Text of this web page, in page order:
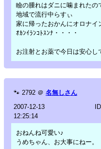
瞼の腫れはダニに噛まれた
地域で流行中らすぃ
家に帰ったおかんにオロナイ
ｵｶﾝｲﾗﾝｺﾄｽﾝﾅ・・・・
お注射とお薬で今日は安心し
🐾 2792 ＠ 名無しさん
2007-12-13
12:25:14
おねんね可愛い♪
うめちゃん、お大事にねー。